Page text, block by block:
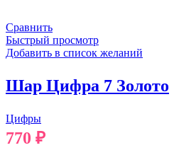
Сравнить
Быстрый просмотр
Добавить в список желаний
Шар Цифра 7 Золото
Цифры
770 ₽